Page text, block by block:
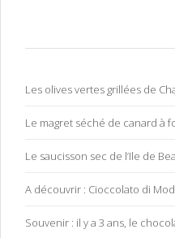
Les olives vertes grillées de
Le magret séché de canard à
Le saucisson sec de l’Ile de
A découvrir : Cioccolato di
Souvenir : il y a 3 ans, le